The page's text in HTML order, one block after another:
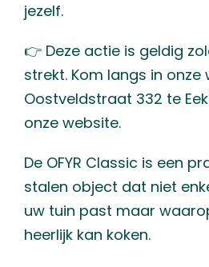
jezelf.
👉 Deze actie is geldig
strekt. Kom langs in onze
Oostveldstraat 332 te
onze website.
De OFYR Classic is een
stalen object dat niet
uw tuin past maar
heerlijk kan koken.